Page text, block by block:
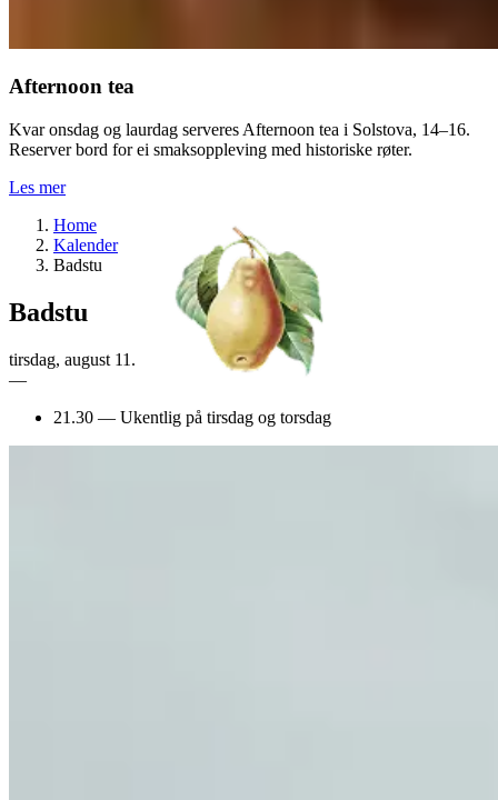
Afternoon tea
Kvar onsdag og laurdag serveres Afternoon tea i Solstova, 14–16.
Reserver bord for ei smaksoppleving med historiske røter.
Les mer
Home
Kalender
Badstu
Badstu
tirsdag, august 11.
—
21.30 — Ukentlig på tirsdag og torsdag